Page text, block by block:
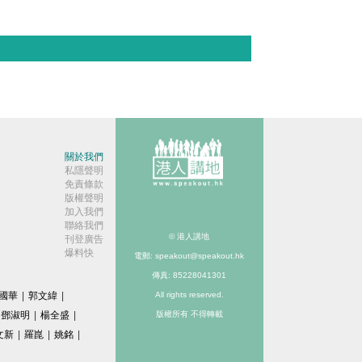
關於我們
私隱聲明
免責條款
版權聲明
加入我們
聯絡我們
刊登廣告
爆料快
華 郭文緯
鄧淑明 楊全盛
新 羅崑 姚銘
© 港人講地
電郵: speakout@speakout.hk
傳真: 85228041301
All rights reserved.
版權所有 不得轉載